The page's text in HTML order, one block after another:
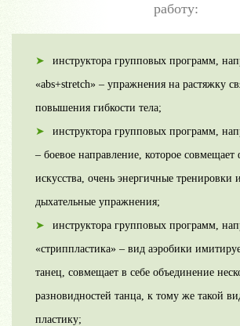
работу:
инструктора групповых программ,
«abs+stretch» – упражнения на растяжку
повышения гибкости тела;
инструктора групповых программ,
– боевое направление, которое
искусства, очень энергичные тренировки
дыхательные упражнения;
инструктора групповых программ,
«стриппластика» – вид аэробики
танец, совмещает в себе объединение
разновидностей танца, к тому же такой
пластику;